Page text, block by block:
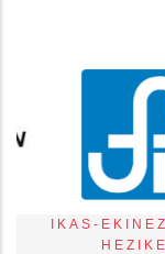
IKAS-